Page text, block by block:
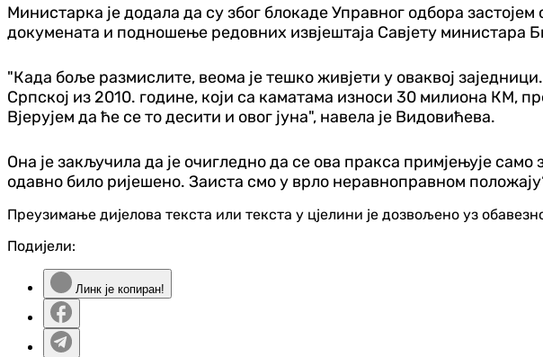
Министарка је додала да су због блокаде Управног одбора
докумената и подношење редовних извјештаја Савјету министара
"Када боље размислите, веома је тешко живјети у оваквој
Српској из 2010. године, који са каматама износи 30 милиона КМ,
Вјерујем да ће се то десити и овог јуна", навела је Видовићева.
Она је закључила да је очигледно да се ова пракса примјењује
одавно било ријешено. Заиста смо у врло неравноправном
Преузимање дијелова текста или текста у цјелини је дозвољено уз
Подијели:
Линк је копиран!